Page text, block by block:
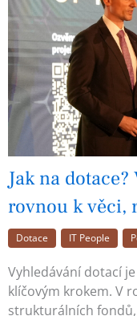
Jak na
rovnou k věci,
Dotace IT People
Vyhledávání dotací
klíčovým krokem. V
strukturálních fondů,